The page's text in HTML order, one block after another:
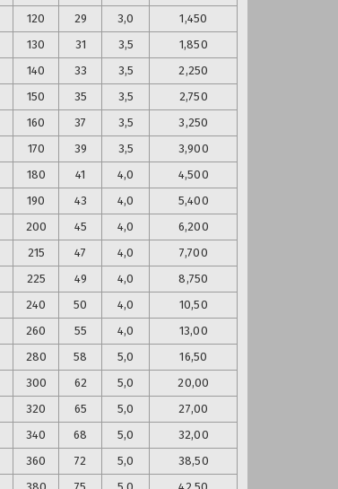
120 29 3,0
1,450
130 31 3,5
1,850
140 33 3,5
2,250
150 35 3,5
2,750
160 37 3,5
3,250
170 39 3,5
3,900
180 41 4,0
4,500
190 43 4,0
5,400
200 45 4,0
6,200
215 47 4,0
7,700
225 49 4,0
8,750
240 50 4,0
10,50
260 55 4,0
13,00
280 58 5,0
16,50
300 62 5,0
20,00
320 65 5,0
27,00
340 68 5,0
32,00
360 72 5,0
38,50